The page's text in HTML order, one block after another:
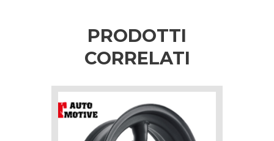
PRODOTTI
CORRELATI